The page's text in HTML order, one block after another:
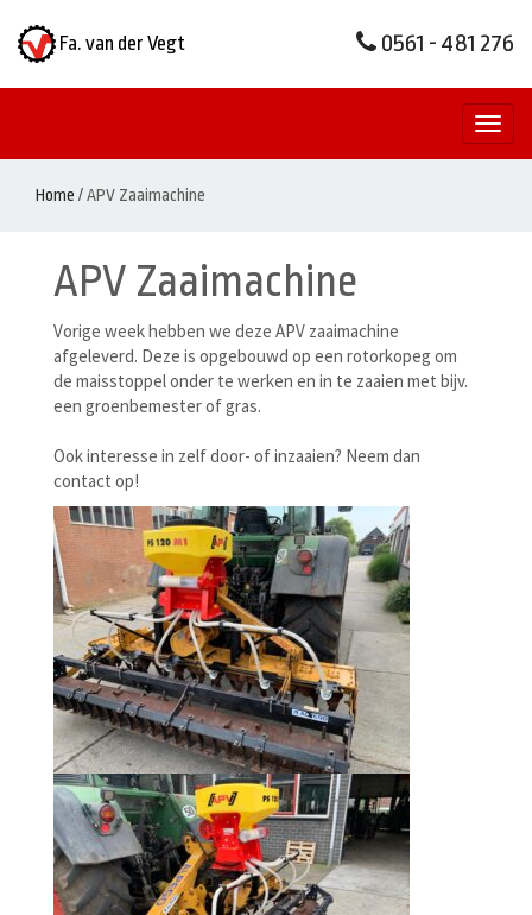
Fa. van der Vegt 0561 - 481 276
Home /APV Zaaimachine
APV Zaaimachine
Vorige week hebben we deze APV zaaimachine
afgeleverd. Deze is opgebouwd op een rotorkopeg om
de maisstoppel onder te werken en in te zaaien met bijv.
een groenbemester of gras.
Ook interesse in zelf door- of inzaaien? Neem dan
contact op!